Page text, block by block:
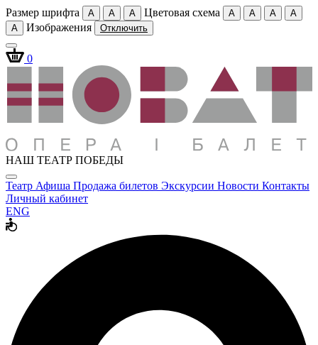
Размер шрифта A A A Цветовая схема A A A
A
A
Изображения Отключить
0
НАШ ТЕАТР ПОБЕДЫ
Театр Афиша Продажа билетов Экскурсии Новости Контакты
Личный кабинет
ENG